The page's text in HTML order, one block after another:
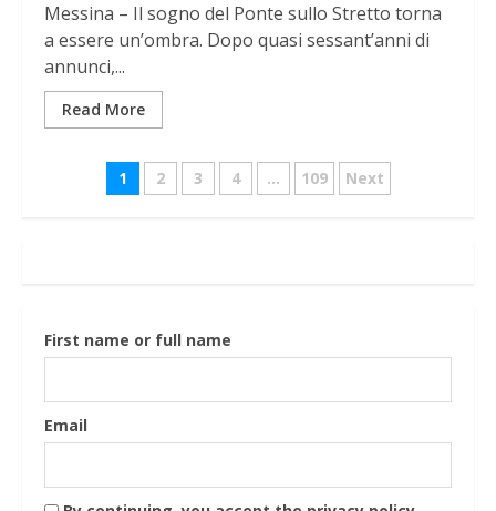
Messina – Il sogno del Ponte sullo Stretto torna
a essere un’ombra. Dopo quasi sessant’anni di
annunci,...
Read More
Navigazione
1 2 3 4 … 109 Next
First name or full name
Email